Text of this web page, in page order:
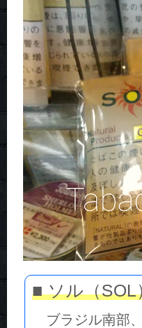
■ ソル（SOL
ブラジル南部